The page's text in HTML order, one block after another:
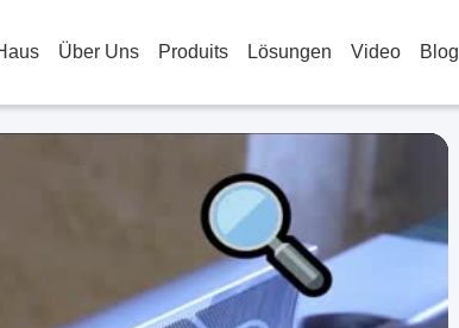
Über Uns Produits Lösungen Video Blog